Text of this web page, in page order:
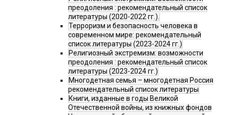
преодоления : рекомендательный список
литературы (2020-2022 гг.).
Терроризм и безопасность человека в
современном мире: рекомендательный
список литературы (2023-2024 гг.)
Религиозный экстремизм: возможности
преодоления : рекомендательный список
литературы (2023-2024 гг.)
Многодетная семья – многодетная Россия
рекомендательный список литературы
Книги, изданные в годы Великой
Отечественной войны, из книжных фондов